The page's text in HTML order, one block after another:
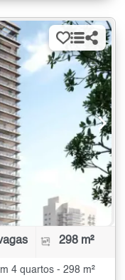
298 m²
4 quartos - 298 m²